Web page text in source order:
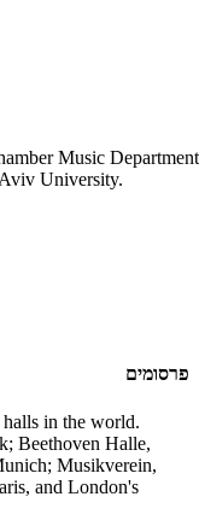
Music
University.
פרסומים
in the world.
Beethoven Halle,
Musikverein,
and London's